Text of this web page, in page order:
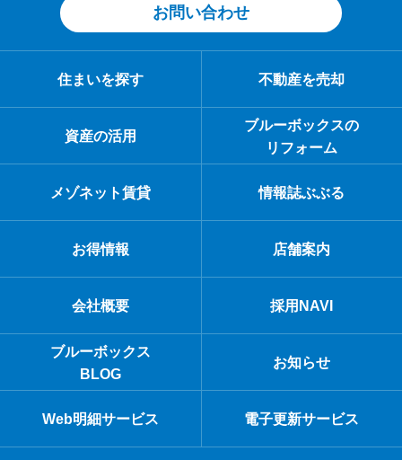
お問い合わせ
住まいを探す 不動産を売却
資産の活用
ブルーボックスの
リフォーム
メゾネット賃貸 情報誌ぶぶる
お得情報 店舗案内
会社概要 採用NAVI
ブルーボックス
BLOG
お知らせ
Web明細サービス 電子更新サービス